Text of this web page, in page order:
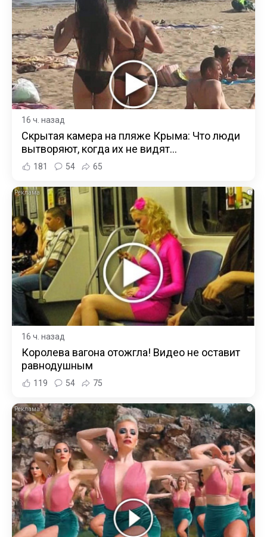
16 ч. назад
Скрытая камера на пляже Крыма: Что люди
вытворяют, когда их не видят...
181 54 65
i
16 ч. назад
Королева вагона отожгла! Видео не оставит
равнодушным
119 54 75
i